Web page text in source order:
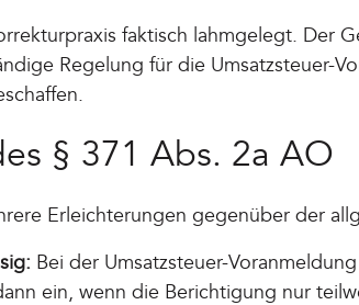
faktisch lahmgelegt. Der
Regelung für die Umsatzsteuer-
§ 371 Abs. 2a AO
Erleichterungen gegenüber der
Bei der Umsatzsteuer-
ein, wenn die Berichtigung nur